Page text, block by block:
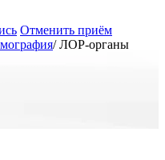
Отменить приём
/ ЛОР-органы